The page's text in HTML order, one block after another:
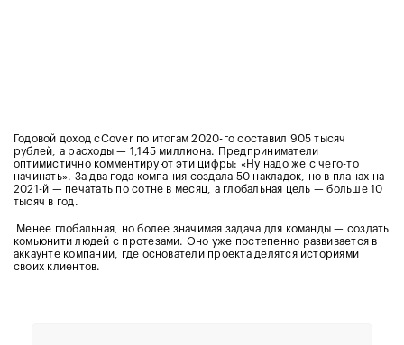
Годовой доход cCover по итогам 2020-го составил 905 тысяч
рублей, а расходы — 1,145 миллиона. Предприниматели
оптимистично комментируют эти цифры: «Ну надо же с чего-то
начинать». За два года компания создала 50 накладок, но в планах на
2021-й — печатать по сотне в месяц, а глобальная цель — больше 10
тысяч в год.
Менее глобальная, но более значимая задача для команды — создать
комьюнити людей с протезами. Оно уже постепенно развивается в
аккаунте компании, где основатели проекта делятся историями
своих клиентов.